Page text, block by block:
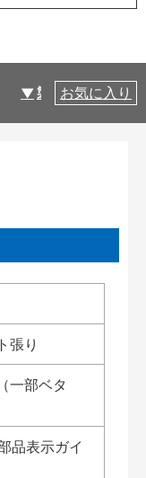
製品仕様
お気に入り
張り
一部ベタ
表示ガイ